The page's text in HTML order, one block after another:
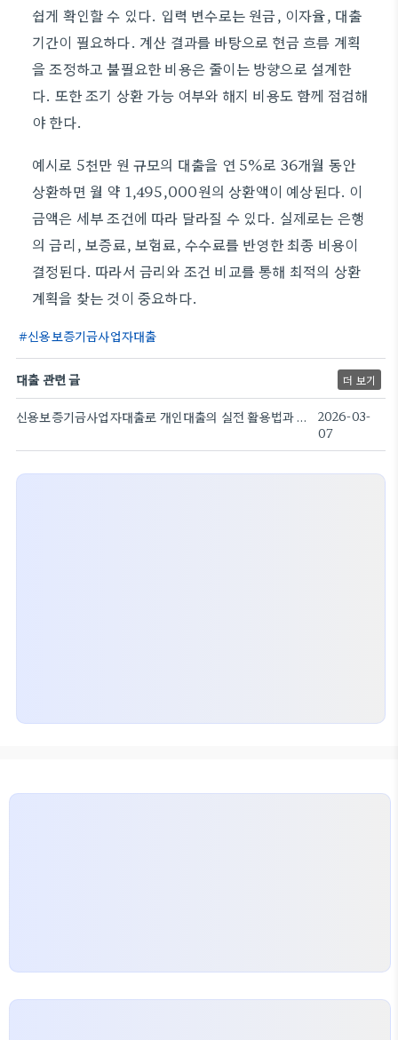
쉽게 확인할 수 있다. 입력 변수로는 원금, 이자율, 대출
기간이 필요하다. 계산 결과를 바탕으로 현금 흐름 계획
을 조정하고 불필요한 비용은 줄이는 방향으로 설계한
다. 또한 조기 상환 가능 여부와 해지 비용도 함께 점검해
야 한다.
예시로 5천만 원 규모의 대출을 연 5%로 36개월 동안
상환하면 월 약 1,495,000원의 상환액이 예상된다. 이
금액은 세부 조건에 따라 달라질 수 있다. 실제로는 은행
의 금리, 보증료, 보험료, 수수료를 반영한 최종 비용이
결정된다. 따라서 금리와 조건 비교를 통해 최적의 상환
계획을 찾는 것이 중요하다.
신용보증기금사업자대출
대출 관련 글 더 보기
신용보증기금사업자대출로 개인대출의 실전 활용법과 주의점
2026-03-
07